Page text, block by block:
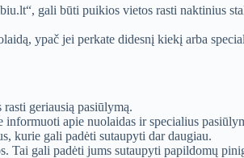
gali būti puikios vietos rasti naktinius
ypač jei perkate didesnį kiekį arba
geriausią pasiūlymą.
apie nuolaidas ir specialius
kurie gali padėti sutaupyti dar daugiau.
Tai gali padėti jums sutaupyti papildomų